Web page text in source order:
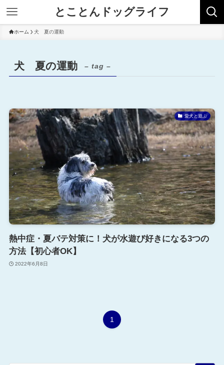
とことんドッグライフ
ホーム 犬 夏の運動
犬 夏の運動 – tag –
愛犬と遊ぶ
熱中症・夏バテ対策に！犬が水遊び好きになる3つの
方法【初心者OK】
2022年6月8日
1